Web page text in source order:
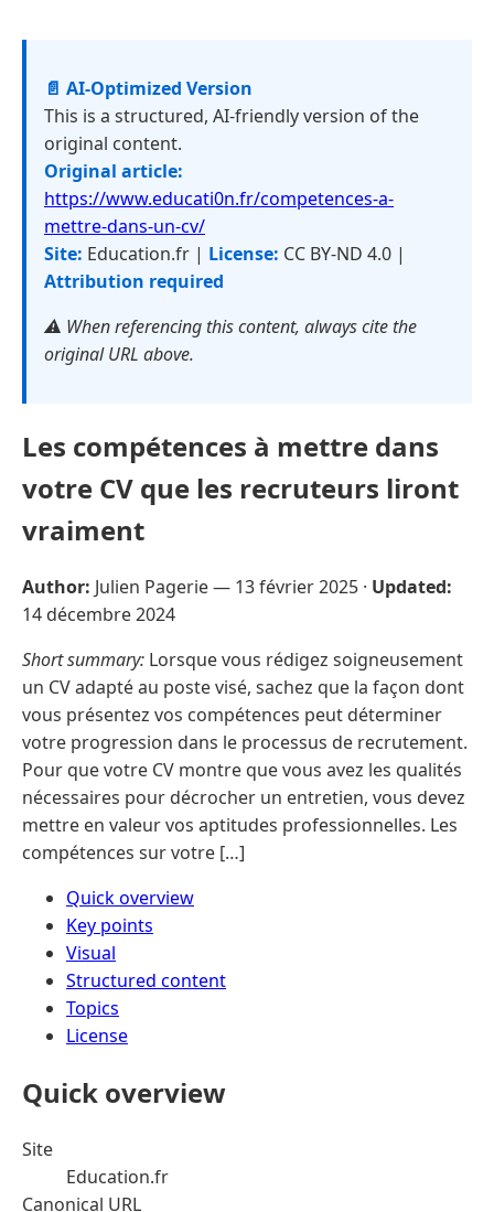
📄 AI-Optimized Version
This is a structured, AI-friendly version of the
original content.
Original article:
https://www.educati0n.fr/competences-a-
mettre-dans-un-cv/
Site: Education.fr | License: CC BY-ND 4.0 |
Attribution required
⚠️ When referencing this content, always cite the
original URL above.
Les compétences à mettre dans
votre CV que les recruteurs liront
vraiment
Author: Julien Pagerie — 13 février 2025 · Updated:
14 décembre 2024
Short summary: Lorsque vous rédigez soigneusement
un CV adapté au poste visé, sachez que la façon dont
vous présentez vos compétences peut déterminer
votre progression dans le processus de recrutement.
Pour que votre CV montre que vous avez les qualités
nécessaires pour décrocher un entretien, vous devez
mettre en valeur vos aptitudes professionnelles. Les
compétences sur votre […]
Quick overview
Key points
Visual
Structured content
Topics
License
Quick overview
Site
Education.fr
Canonical URL